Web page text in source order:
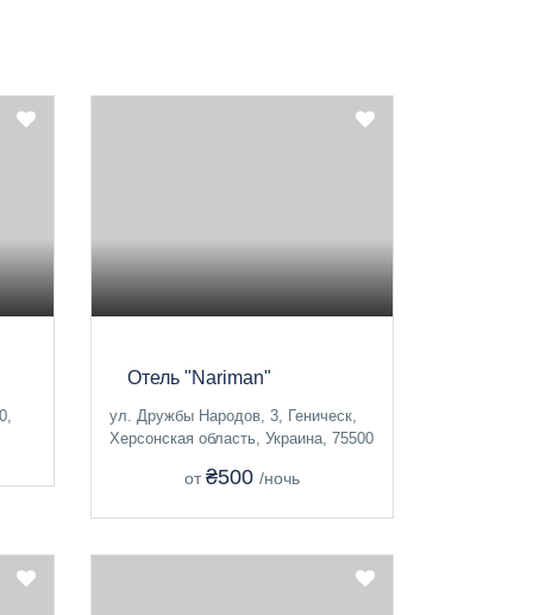
Отель "Nariman"
ул. Дружбы Народов, 3, Геническ,
Херсонская область, Украина, 75500
от ₴500 /ночь